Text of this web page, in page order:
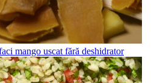
mango uscat fără deshidrator